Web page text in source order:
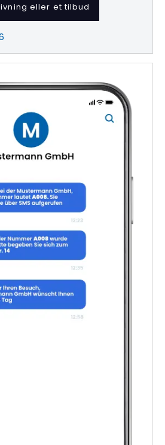
eller et tilbud